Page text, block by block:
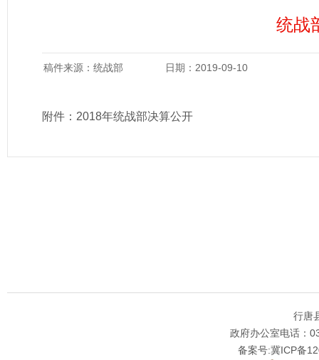
统战
稿件来源：统战部 日期：2019-09-10
附件： 2018年统战部决算公开